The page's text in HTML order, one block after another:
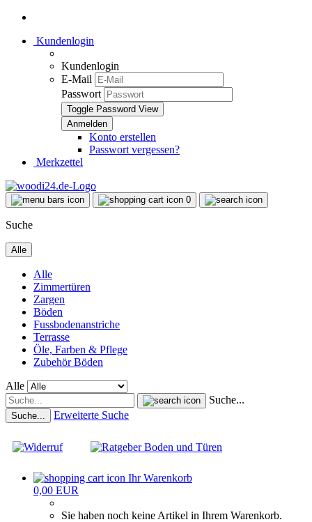
Kundenlogin
Kundenlogin
E-Mail
Passwort
Toggle Password View
Konto erstellen
Passwort vergessen?
Merkzettel
0
Suche
Alle
Alle
Zimmertüren
Zargen
Böden
Fussbodenanstriche
Terrasse
Öle, Farben & Pflege
Zubehör Böden
Alle
Suche...
Suche... Erweiterte Suche
Ihr Warenkorb
0,00 EUR
Sie haben noch keine Artikel in Ihrem Warenkorb.